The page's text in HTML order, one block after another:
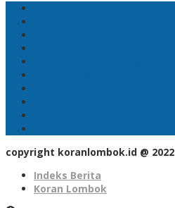
copyright koranlombok.id @ 2022
Indeks Berita
Koran Lombok